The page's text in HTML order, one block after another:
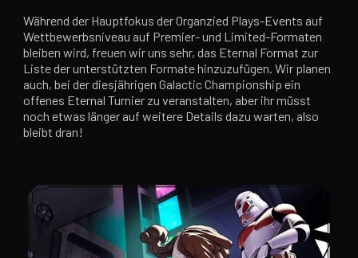
Während der Hauptfokus der Organzied Plays-Events auf
Wettbewerbsniveau auf Premier- und Limited-Formaten
bleiben wird, freuen wir uns sehr, das Eternal Format zur
Liste der unterstützten Formate hinzuzufügen. Wir planen
auch, bei der diesjährigen Galactic Championship ein
offenes Eternal Turnier zu veranstalten, aber ihr müsst
noch etwas länger auf weitere Details dazu warten, also
bleibt dran!